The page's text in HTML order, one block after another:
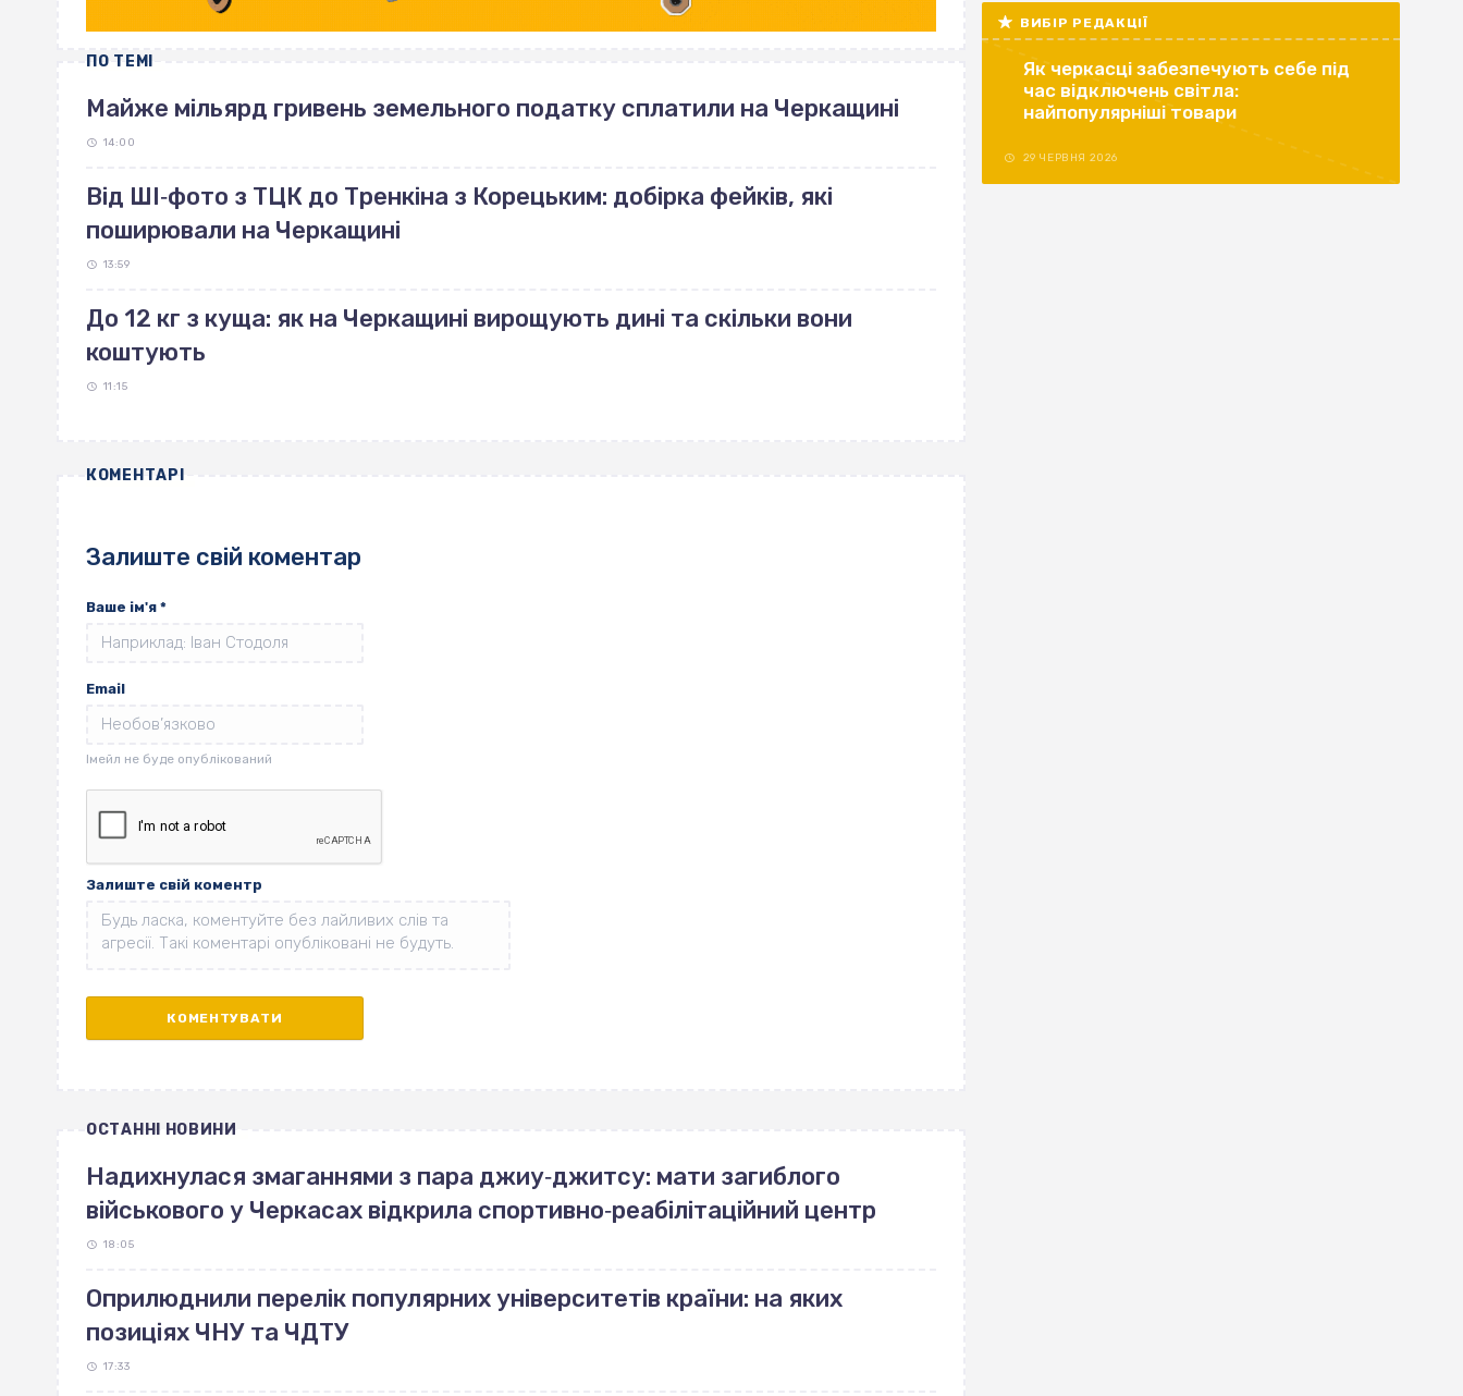
ПО ТЕМІ
Майже мільярд гривень земельного податку сплатили на Черкащині
14:00
Від ШІ‐фото з ТЦК до Тренкіна з Корецьким: добірка фейків, які
поширювали на Черкащині
13:59
До 12 кг з куща: як на Черкащині вирощують дині та скільки вони
коштують
11:15
КОМЕНТАРІ
Залиште свій коментар
Ваше ім'я *
Email
Залиште свій коментр
ОСТАННІ НОВИНИ
Надихнулася змаганнями з пара джиу‐джитсу: мати загиблого
військового у Черкасах відкрила спортивно‐реабілітаційний центр
18:05
Оприлюднили перелік популярних університетів країни: на яких
позиціях ЧНУ та ЧДТУ
17:33
ВИБІР РЕДАКЦІЇ
Як черкасці забезпечують себе під
час відключень світла:
найпопулярніші товари
29 ЧЕРВНЯ 2026